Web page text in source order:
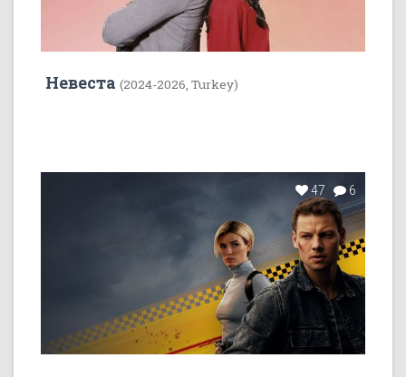
Невеста (2024-2026, Turkey)
47 6